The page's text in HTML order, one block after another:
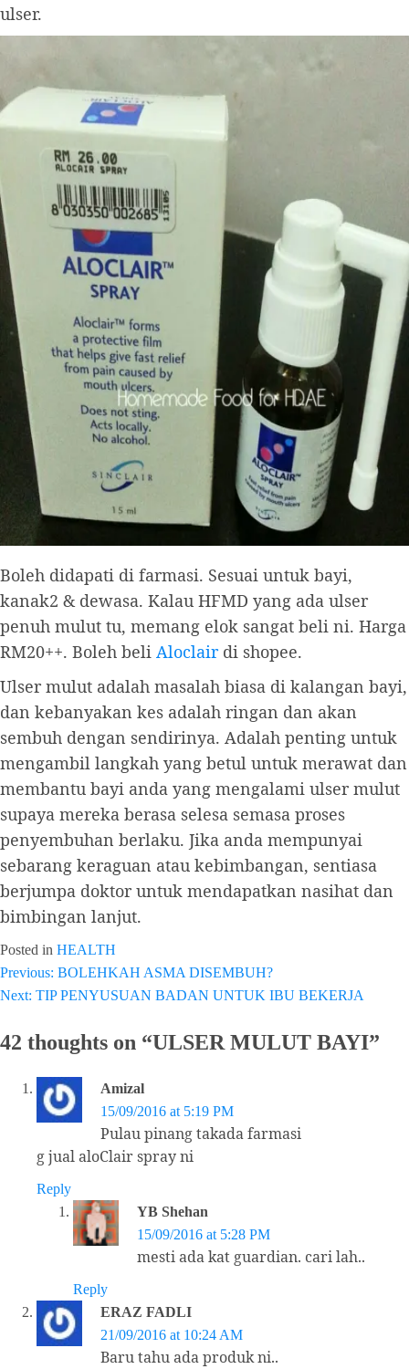
ulser.
Boleh didapati di farmasi. Sesuai untuk bayi,
kanak2 & dewasa. Kalau HFMD yang ada ulser
penuh mulut tu, memang elok sangat beli ni. Harga
RM20++. Boleh beli Aloclairdi shopee.
Ulser mulut adalah masalah biasa di kalangan bayi,
dan kebanyakan kes adalah ringan dan akan
sembuh dengan sendirinya. Adalah penting untuk
mengambil langkah yang betul untuk merawat dan
membantu bayi anda yang mengalami ulser mulut
supaya mereka berasa selesa semasa proses
penyembuhan berlaku. Jika anda mempunyai
sebarang keraguan atau kebimbangan, sentiasa
berjumpa doktor untuk mendapatkan nasihat dan
bimbingan lanjut.
Posted in HEALTH
Post
Previous: BOLEHKAH ASMA DISEMBUH?
Next: TIP PENYUSUAN BADAN UNTUK IBU BEKERJA
42 thoughts on “ULSER MULUT BAYI”
Amizal
15/09/2016 at 5:19 PM
Pulau pinang takada farmasi
g jual aloClair spray ni
Reply
YB Shehan
15/09/2016 at 5:28 PM
mesti ada kat guardian. cari lah..
Reply
ERAZ FADLI
21/09/2016 at 10:24 AM
Baru tahu ada produk ni..